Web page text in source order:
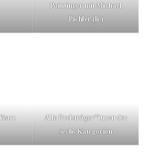
Pointinger mit Michael
Pichler (li.)
Alle Preisträger*innen der
sechs Kategorien